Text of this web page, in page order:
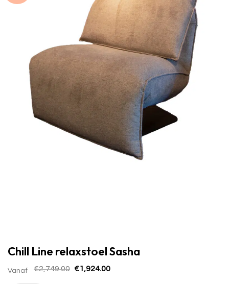
Chill Line relaxstoel Sasha
Vanaf €2,749.00 Oorspronkelijke
€1,924.00Huidige